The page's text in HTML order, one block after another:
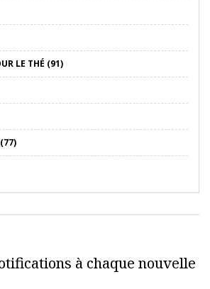
LE THÉ (91)
à chaque nouvelle